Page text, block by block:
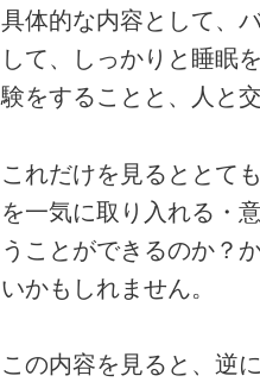
具体的な内容として、
して、しっかりと睡眠
験をすることと、人と
これだけを見るととて
を一気に取り入れる・
うことができるのか？
いかもしれません。
この内容を見ると、逆